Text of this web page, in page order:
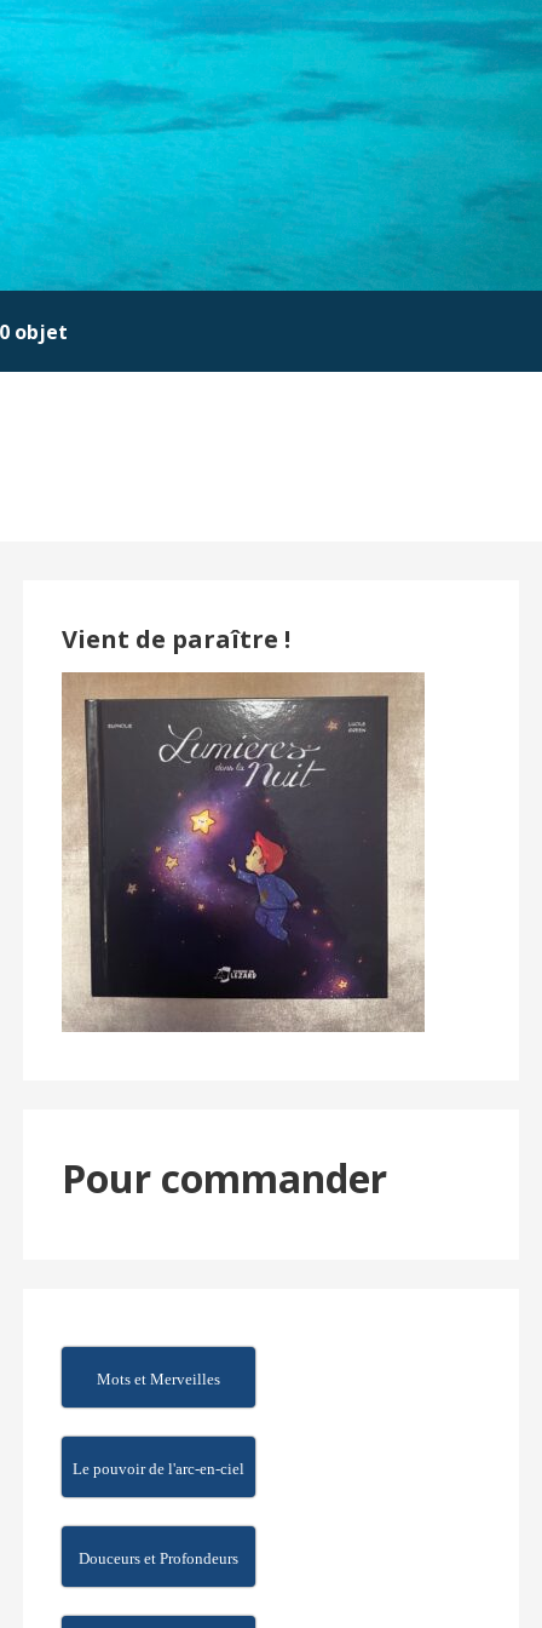
0 objet
Vient de paraître !
Pour commander
Mots et Merveilles
Le pouvoir de l'arc-en-ciel
Douceurs et Profondeurs